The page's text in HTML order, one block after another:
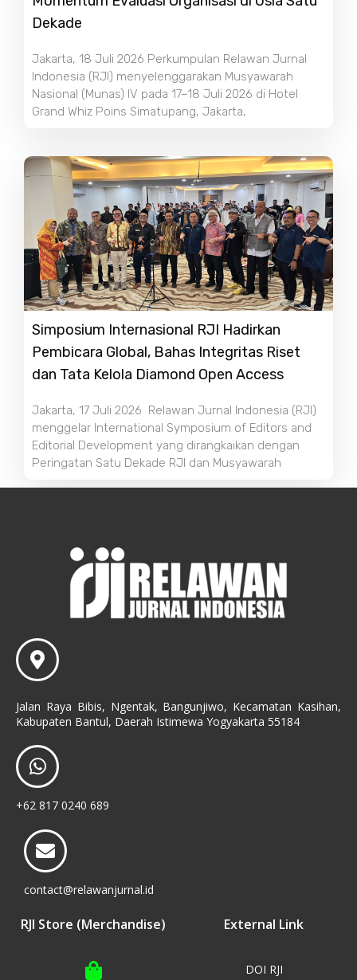
Dekade
Jakarta, 18 Juli 2026 Perkumpulan Relawan Jurnal
Indonesia (RJI) menyelenggarakan Musyawarah
Nasional (Munas) IV pada 17–18 Juli 2026 di Hotel
Grand Whiz Poins Simatupang, Jakarta,
Simposium Internasional RJI Hadirkan
Pembicara Global, Bahas Integritas Riset
dan Tata Kelola Diamond Open Access
Jakarta, 17 Juli 2026 Relawan Jurnal Indonesia (RJI)
menggelar International Symposium of Editors and
Editorial Development yang dirangkaikan dengan
Peringatan Satu Dekade RJI dan Musyawarah
Jalan Raya Bibis, Ngentak, Bangunjiwo, Kecamatan Kasihan,
Kabupaten Bantul, Daerah Istimewa Yogyakarta 55184
+62 817 0240 689
contact@relawanjurnal.id
RJI Store (Merchandise) External Link
DOI RJI